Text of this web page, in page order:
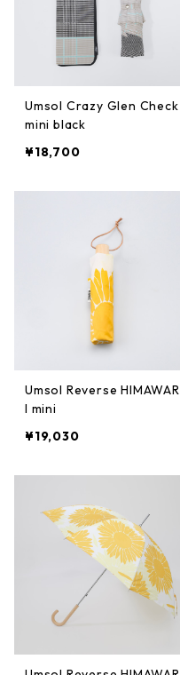
Umsol Crazy Glen Check
mini black
¥18,700
Umsol Reverse HIMAWAR
I mini
¥19,030